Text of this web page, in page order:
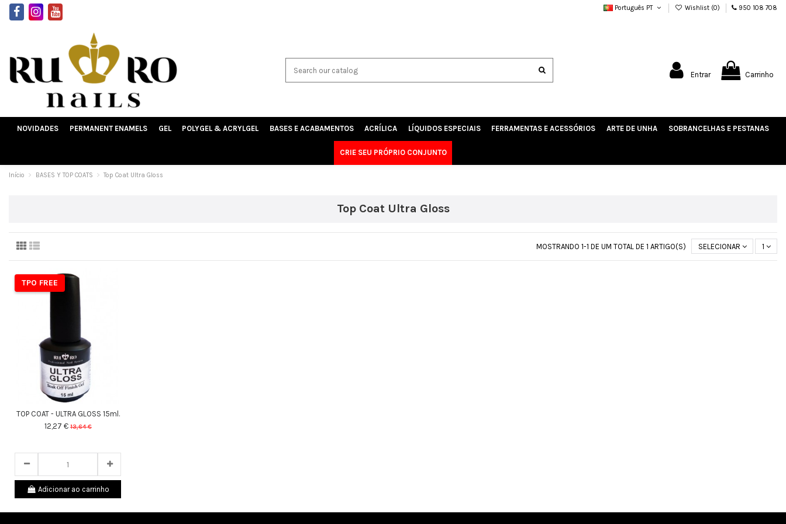
Português PT Wishlist (0) 950 108 708
Entrar Carrinho
NOVIDADES PERMANENT ENAMELS GEL POLYGEL & ACRYLGEL BASES E ACABAMENTOS ACRÍLICA LÍQUIDOS ESPECIAIS FERRAMENTAS E ACESSÓRIOS ARTE DE UNHA SOBRANCELHAS E PESTANAS
CRIE SEU PRÓPRIO CONJUNTO
Início BASES Y TOP COATS Top Coat Ultra Gloss
Top Coat Ultra Gloss
MOSTRANDO 1-1 DE UM TOTAL DE 1 ARTIGO(S) SELECIONAR 1
TPO FREE
TOP COAT - ULTRA GLOSS 15ml.
12,27 €13,64 €
Adicionar ao carrinho